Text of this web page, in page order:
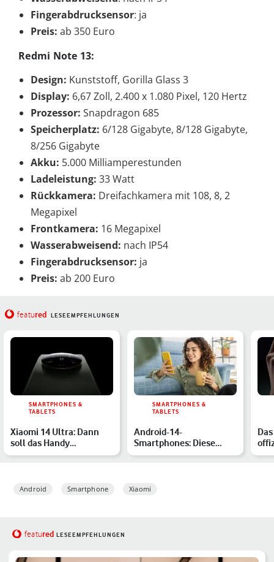
Fingerabdrucksensor: ja
Preis: ab 350 Euro
Redmi Note 13:
Design: Kunststoff, Gorilla Glass 3
Display: 6,67 Zoll, 2.400 x 1.080 Pixel, 120 Hertz
Prozessor: Snapdragon 685
Speicherplatz: 6/128 Gigabyte, 8/128 Gigabyte,
8/256 Gigabyte
Akku: 5.000 Milliamperestunden
Ladeleistung: 33 Watt
Rückkamera: Dreifachkamera mit 108, 8, 2
Megapixel
Frontkamera: 16 Megapixel
Wasserabweisend: nach IP54
Fingerabdrucksensor: ja
Preis: ab 200 Euro
featured LESEEMPFEHLUNGEN
SMARTPHONES &
TABLETS
Xiaomi 14 Ultra: Dann
soll das Handy
erscheinen, das soll es
SMARTPHONES &
TABLETS
Android-14-
Smartphones: Diese
Handys von Samsung,
Android Smartphone Xiaomi
featured LESEEMPFEHLUNGEN